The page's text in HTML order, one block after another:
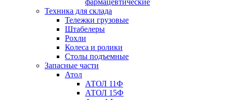
фармацевтические
Техника для склада
Тележки грузовые
Штабелеры
Рохли
Колеса и ролики
Столы подъемные
Запасные части
Атол
АТОЛ 11Ф
АТОЛ 15Ф